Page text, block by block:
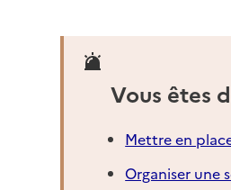
Vous êtes
Mettre en
Organiser une